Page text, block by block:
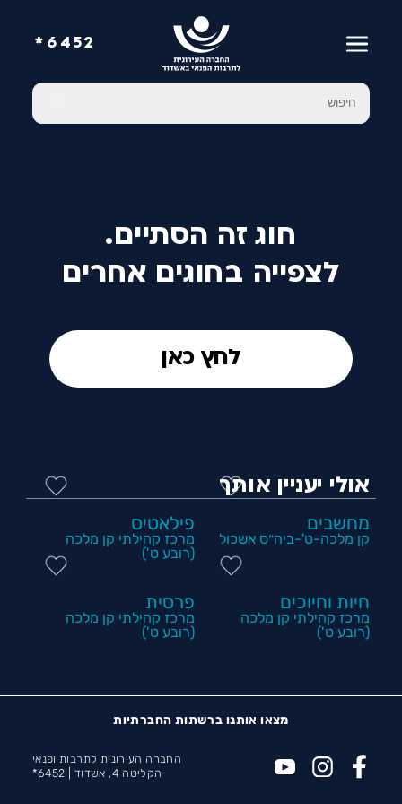
6452*
חוג זה הסתיים.
לצפייה בחוגים אחרים
לחץ כאן
אולי יעניין אותך
מחשבים
קן מלכה-ט'-ביה״ס אשכול
פילאטיס
מרכז קהילתי קן מלכה
(רובע ט')
חיות וחיוכים
מרכז קהילתי קן מלכה
(רובע ט')
פרסית
מרכז קהילתי קן מלכה
(רובע ט')
מצאו אותנו ברשתות החברתיות
החברה העירונית לתרבות ופנאי
הקליטה 4, אשדוד |
6452*